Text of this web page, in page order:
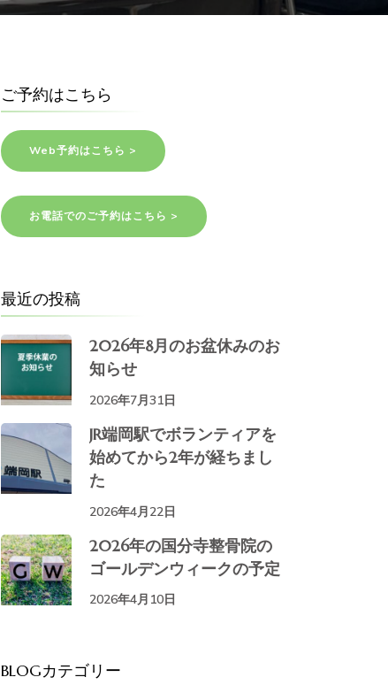
ご予約はこちら
Web予約はこちら >
お電話でのご予約はこちら >
最近の投稿
2026年8月のお盆休みのお
知らせ
2026年7月31日
JR端岡駅でボランティアを
始めてから2年が経ちまし
た
2026年4月22日
2026年の国分寺整骨院の
ゴールデンウィークの予定
2026年4月10日
BLOGカテゴリー